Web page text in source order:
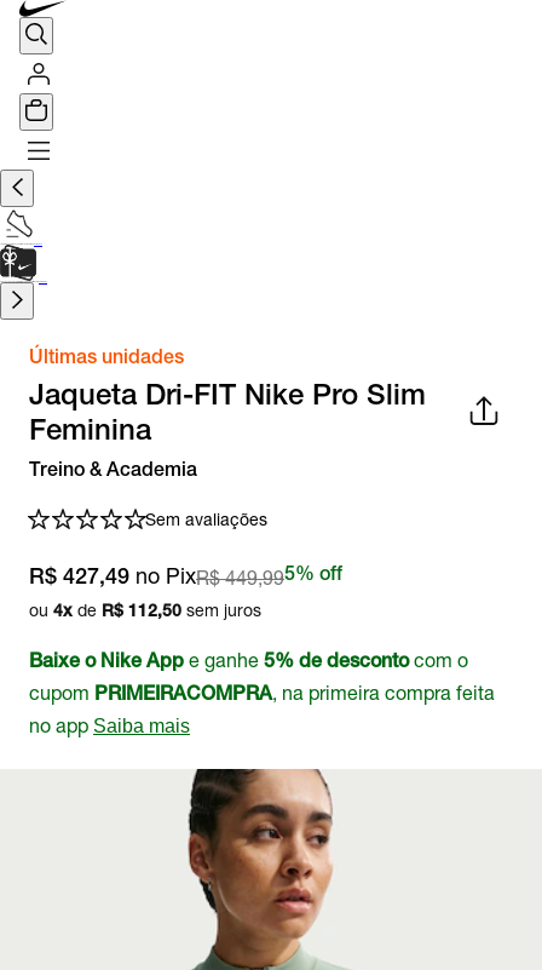
Últimas unidades
Jaqueta Dri-FIT Nike Pro Slim
Feminina
Treino & Academia
Sem avaliações
R$ 427,49 no PixR$ 449,995% off
ou 4x de R$ 112,50 sem juros
Baixe o Nike App e ganhe 5% de descontocom o
cupom PRIMEIRACOMPRA, na primeira compra feita
no app Saiba mais